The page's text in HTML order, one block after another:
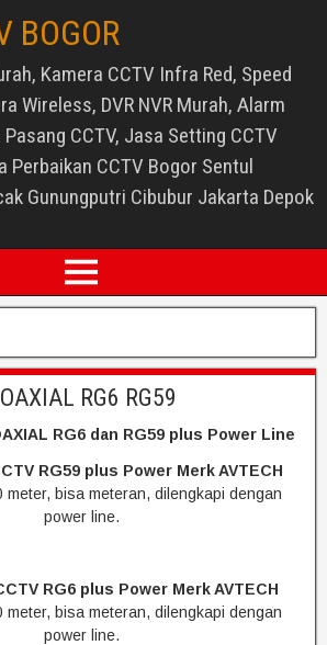
BOGOR
Kamera CCTV Infra Red, Speed
Wireless, DVR NVR Murah, Alarm
CCTV, Jasa Setting CCTV
Perbaikan CCTV Bogor Sentul
Gunungputri Cibubur Jakarta Depok
RG6 RG59
RG6 dan RG59 plus Power Line
RG59 plus Power Merk AVTECH
meter, bisa meteran, dilengkapi dengan
power line.
RG6 plus Power Merk AVTECH
meter, bisa meteran, dilengkapi dengan
power line.